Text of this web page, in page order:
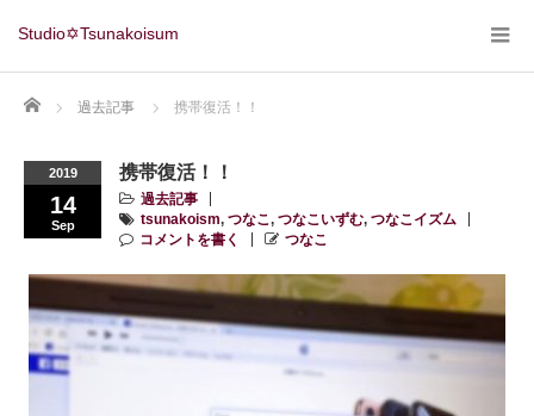
Studio✡Tsunakoisum
Home 過去記事 携帯復活！！
2019
14
Sep
携帯復活！！
過去記事
tsunakoism, つなこ, つなこいずむ, つなこイズム
コメントを書く
つなこ